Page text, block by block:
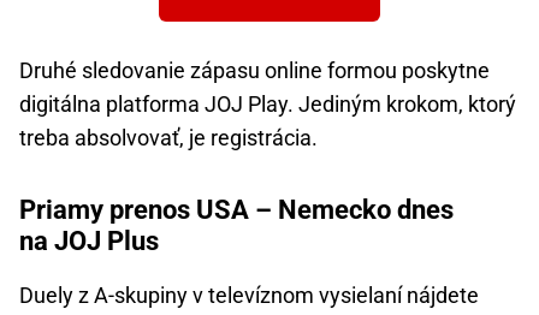
Druhé sledovanie zápasu online formou poskytne
digitálna platforma JOJ Play. Jediným krokom, ktorý
treba absolvovať, je registrácia.
Priamy prenos USA – Nemecko dnes
na JOJ Plus
Duely z A-skupiny v televíznom vysielaní nájdete